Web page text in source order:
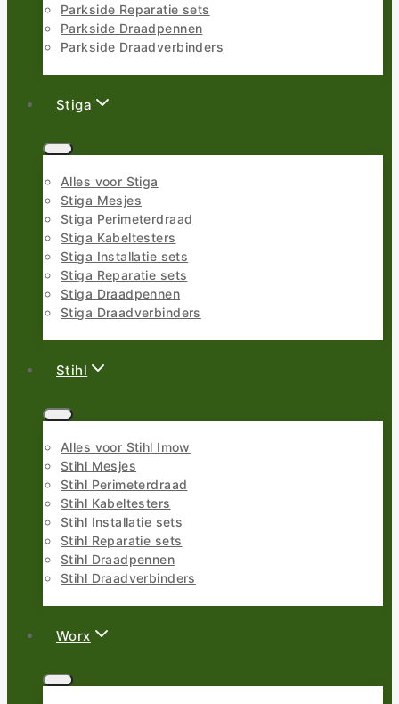
Parkside Reparatie sets
Parkside Draadpennen
Parkside Draadverbinders
Stiga
Alles voor Stiga
Stiga Mesjes
Stiga Perimeterdraad
Stiga Kabeltesters
Stiga Installatie sets
Stiga Reparatie sets
Stiga Draadpennen
Stiga Draadverbinders
Stihl
Alles voor Stihl Imow
Stihl Mesjes
Stihl Perimeterdraad
Stihl Kabeltesters
Stihl Installatie sets
Stihl Reparatie sets
Stihl Draadpennen
Stihl Draadverbinders
Worx